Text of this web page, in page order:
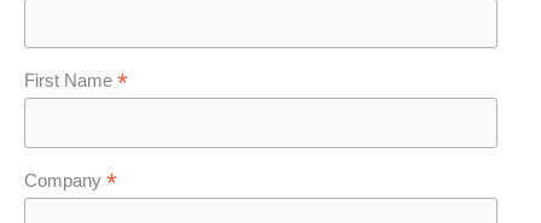
First Name *
Company *